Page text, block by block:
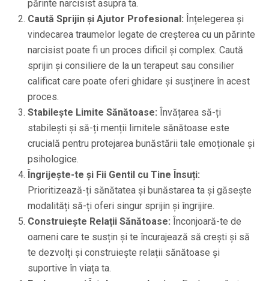
părinte narcisist asupra ta.
Caută Sprijin și Ajutor Profesional: Înțelegerea și
vindecarea traumelor legate de creșterea cu un părinte
narcisist poate fi un proces dificil și complex. Caută
sprijin și consiliere de la un terapeut sau consilier
calificat care poate oferi ghidare și susținere în acest
proces.
Stabilește Limite Sănătoase: Învățarea să-ți
stabilești și să-ți menții limitele sănătoase este
crucială pentru protejarea bunăstării tale emoționale și
psihologice.
Îngrijește-te și Fii Gentil cu Tine Însuți:
Prioritizează-ți sănătatea și bunăstarea ta și găsește
modalități să-ți oferi singur sprijin și îngrijire.
Construiește Relații Sănătoase: Înconjoară-te de
oameni care te susțin și te încurajează să crești și să
te dezvolți și construiește relații sănătoase și
suportive în viața ta.